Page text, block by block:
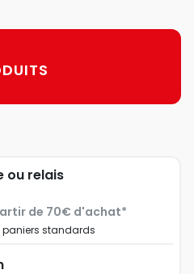
ou relais
de 70€ d'achat*
paniers standards